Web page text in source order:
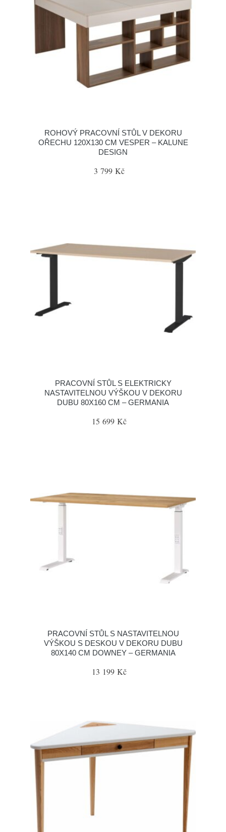
ROHOVÝ PRACOVNÍ STŮL V DEKORU
OŘECHU 120X130 CM VESPER – KALUNE
DESIGN
3 799 Kč
PRACOVNÍ STŮL S ELEKTRICKY
NASTAVITELNOU VÝŠKOU V DEKORU
DUBU 80X160 CM – GERMANIA
15 699 Kč
PRACOVNÍ STŮL S NASTAVITELNOU
VÝŠKOU S DESKOU V DEKORU DUBU
80X140 CM DOWNEY – GERMANIA
13 199 Kč